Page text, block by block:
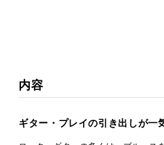
内容
ギター・プレイの引き出しが一